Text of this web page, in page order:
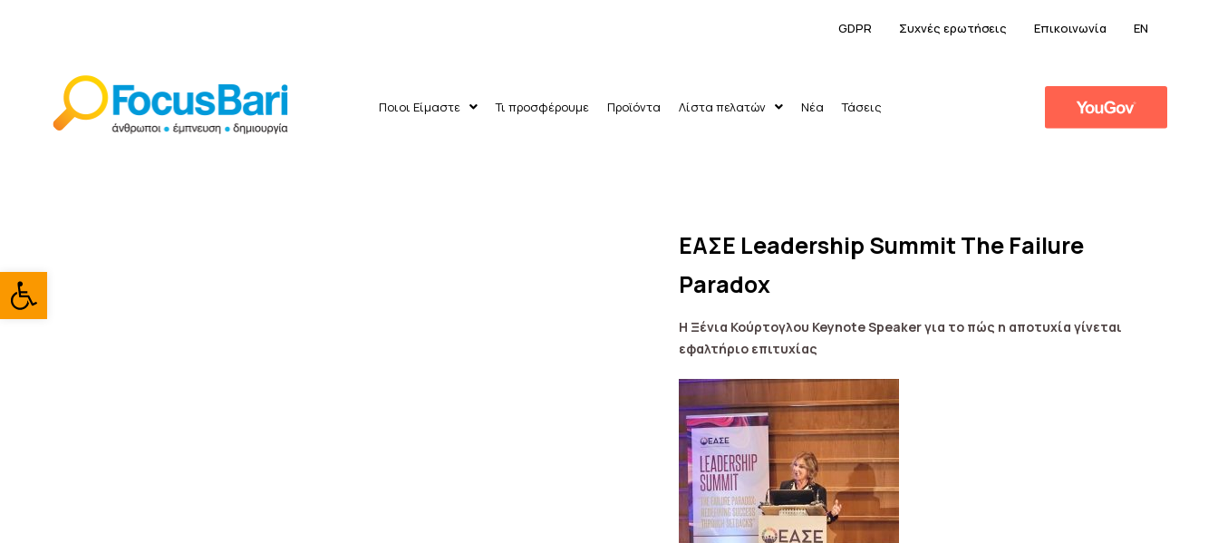
Ανοίξτε τη γραμμή εργαλείων
GDPR Συχνές ερωτήσεις Επικοινωνία EN
Ποιοι Είμαστε Τι προσφέρουμε Προϊόντα Λίστα πελατών Νέα Τάσεις
ΕΑΣΕ Leadership Summit The Failure
Paradox
Η Ξένια Κούρτογλου Keynote Speakerγια το πώς η αποτυχία γίνεται
εφαλτήριο επιτυχίας